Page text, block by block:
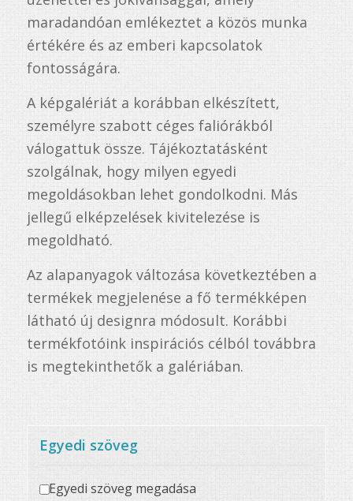
maradandóan emlékeztet a közös munka
értékére és az emberi kapcsolatok
fontosságára.
A képgalériát a korábban elkészített,
személyre szabott céges faliórákból
válogattuk össze. Tájékoztatásként
szolgálnak, hogy milyen egyedi
megoldásokban lehet gondolkodni. Más
jellegű elképzelések kivitelezése is
megoldható.
Az alapanyagok változása következtében a
termékek megjelenése a fő termékképen
látható új designra módosult. Korábbi
termékfotóink inspirációs célból továbbra
is megtekinthetők a galériában.
Egyedi szöveg
Egyedi szöveg megadása